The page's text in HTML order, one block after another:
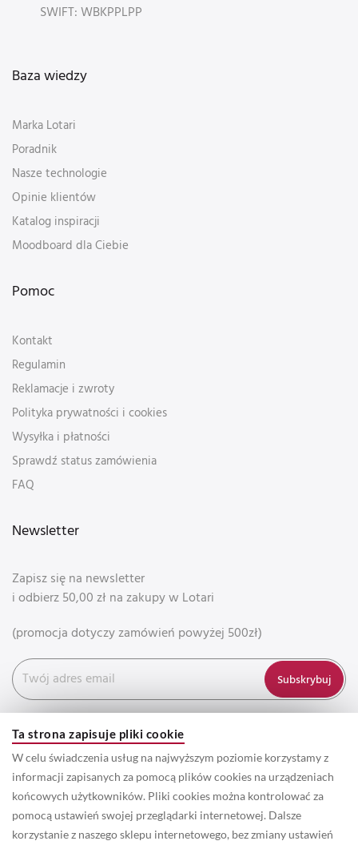
Ta strona zapisuje pliki cookie
W celu świadczenia usług na najwyższym poziomie korzystamy z
informacji zapisanych za pomocą plików cookies na urządzeniach
końcowych użytkowników. Pliki cookies można kontrolować za
pomocą ustawień swojej przeglądarki internetowej. Dalsze
korzystanie z naszego sklepu internetowego, bez zmiany ustawień
SWIFT: WBKPPLPP
Baza wiedzy
Marka Lotari
Poradnik
Nasze technologie
Opinie klientów
Katalog inspiracji
Moodboard dla Ciebie
Pomoc
Kontakt
Regulamin
Reklamacje i zwroty
Polityka prywatności i cookies
Wysyłka i płatności
Sprawdź status zamówienia
FAQ
Newsletter
Zapisz się na newsletter
i odbierz 50,00 zł na zakupy w Lotari
(promocja dotyczy zamówień powyżej 500zł)
Subskrybuj